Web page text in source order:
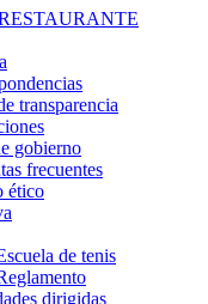
transparencia
gobierno
frecuentes
ético
de tenis
dirigidas